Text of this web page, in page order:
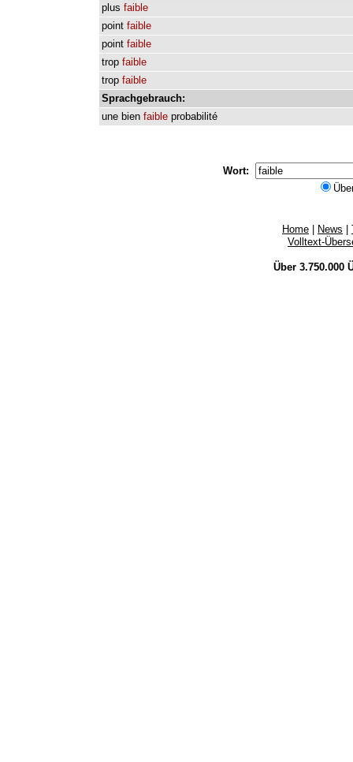
plus faible
point faible
point faible
trop faible
trop faible
Sprachgebrauch:
une bien faible probabilité
Wort:
Home News
Volltext-
Über 3.750.000